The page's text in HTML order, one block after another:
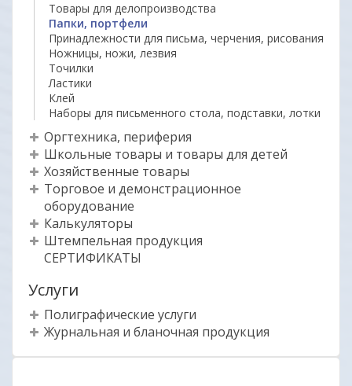
Товары для делопроизводства
Папки, портфели
Принадлежности для письма, черчения, рисования
Ножницы, ножи, лезвия
Точилки
Ластики
Клей
Наборы для письменного стола, подставки, лотки
Оргтехника, периферия
Школьные товары и товары для детей
Хозяйственные товары
Торговое и демонстрационное
оборудование
Калькуляторы
Штемпельная продукция
СЕРТИФИКАТЫ
Услуги
Полиграфические услуги
Журнальная и бланочная продукция